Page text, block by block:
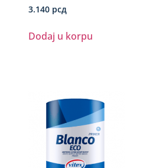
3.140 рсд
Dodaj u korpu